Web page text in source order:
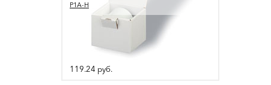
P1A-H
119.24 руб.